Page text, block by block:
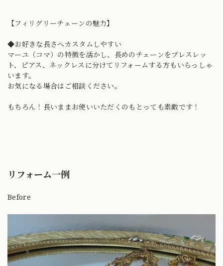
【フィリグリーチェーンの魅力】
◆お好きな長さへカスタムしやすい
マーユ（コマ）の特徴を活かし、長めのチェーンをブレスレッ
ト、ピアス、ネックレスに分けてリフォームする方もいらっしゃ
います。
お気になる場合はご相談ください。
もちろん！長いままお使いいただくのもとっても素敵です！
リフォーム一例
Before